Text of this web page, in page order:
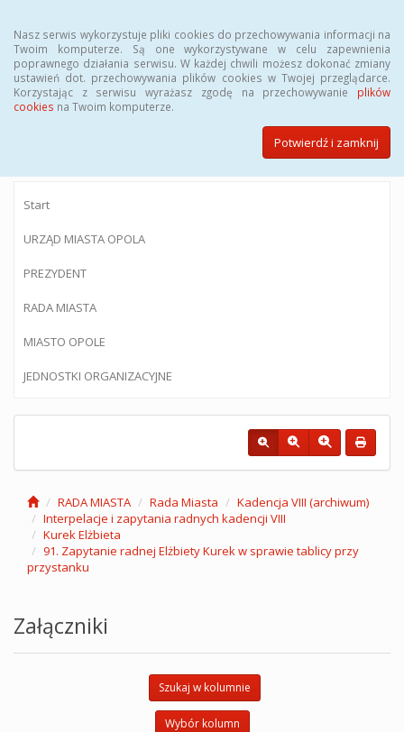
Nasz serwis wykorzystuje pliki cookies do przechowywania informacji na
Twoim komputerze. Są one wykorzystywane w celu zapewnienia
poprawnego działania serwisu. W każdej chwili możesz dokonać zmiany
ustawień dot. przechowywania plików cookies w Twojej przeglądarce.
Korzystając z serwisu wyrażasz zgodę na przechowywanie plików
cookies na Twoim komputerze.
Potwierdź i zamknij
BIULETYN INFORMACJI PUBLICZNEJ
Urzędu Miasta Opola
Start
URZĄD MIASTA OPOLA
PREZYDENT
RADA MIASTA
MIASTO OPOLE
JEDNOSTKI ORGANIZACYJNE
RADA MIASTA Rada Miasta
Kadencja VIII (archiwum)
Interpelacje i zapytania radnych kadencji VIII
Kurek Elżbieta
91. Zapytanie radnej Elżbiety Kurek w sprawie tablicy przy
przystanku
Załączniki
Szukaj w kolumnie
Wybór kolumn